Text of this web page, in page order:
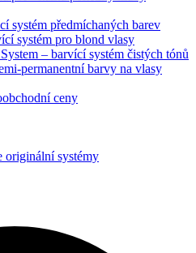
systém předmíchaných barev
systém pro blond vlasy
– barvící systém čistých tónů
permanentní barvy na vlasy
ceny
originální systémy